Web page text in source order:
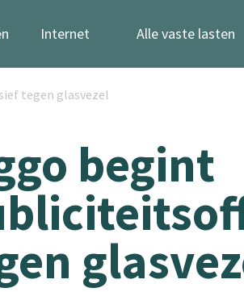
Internet Alle vaste lasten
tegen glasvezel
begint